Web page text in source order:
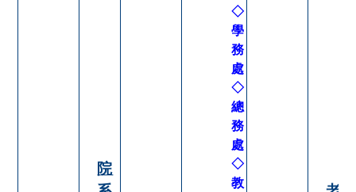
院
◇
學
務
處
◇
總
務
處
◇
教